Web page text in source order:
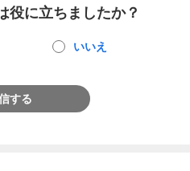
役に立ちましたか？
いいえ
する